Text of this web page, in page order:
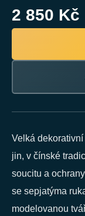
2 850 Kč
Velká
jin, v čínské
soucitu a
se sepjatýma
modelovanou